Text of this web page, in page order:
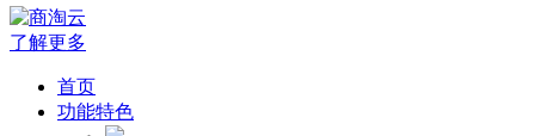
了解更多
首页
功能特色